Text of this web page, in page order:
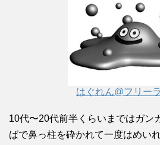
はぐれん@フリー
10代〜20代前半くらいまではガン
ばで鼻っ柱を砕かれて一度はめい